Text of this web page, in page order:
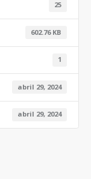
25
602.76 KB
1
abril 29, 2024
abril 29, 2024